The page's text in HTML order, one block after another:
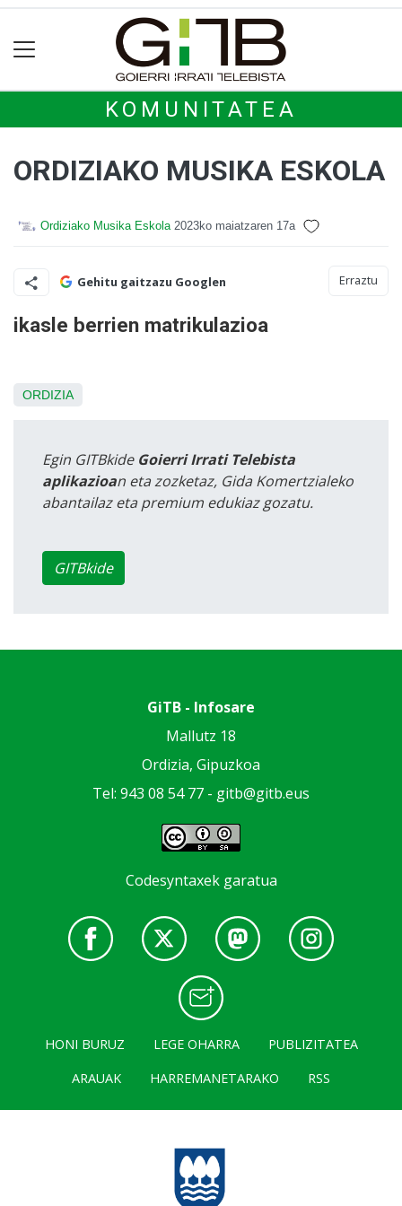
KOMUNITATEA
ORDIZIAKO MUSIKA ESKOLA
Ordiziako Musika Eskola 2023ko maiatzaren 17a
Gehitu gaitzazu Googlen Erraztu
ikasle berrien matrikulazioa
ORDIZIA
Egin GITBkide Goierri Irrati Telebista
aplikazioan eta zozketaz, Gida Komertzialeko
abantailaz eta premium edukiaz gozatu.
GITBkide
GiTB - Infosare
Mallutz 18
Ordizia, Gipuzkoa
Tel: 943 08 54 77 - gitb@gitb.eus
Codesyntaxek garatua
HONI BURUZ LEGE OHARRA
PUBLIZITATEA
ARAUAK
HARREMANETARAKO RSS